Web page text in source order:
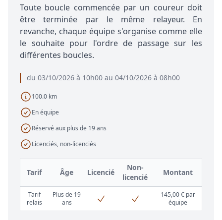
du 03/10/2026 à 10h00 au 04/10/2026 à 08h00
100.0 km
En équipe
Réservé aux plus de 19 ans
Licenciés, non-licenciés
Toute boucle commencée par un coureur doit
être terminée par le même relayeur. En
revanche, chaque équipe s'organise comme elle
le souhaite pour l'ordre de passage sur les
différentes boucles.
Tarif Âge Licencié
Non-
licencié
Montant
Tarif
relais
Plus de 19
ans
145,00 € par
équipe